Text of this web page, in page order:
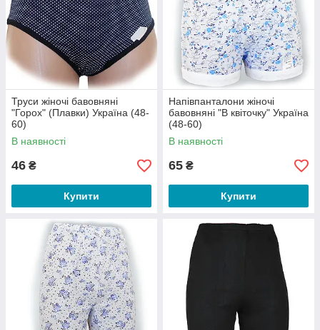
Труси жіночі бавовняні
"Горох" (Плавки) Україна (48-
60)
В наявності
46 ₴
Купити
Напівпанталони жіночі
бавовняні "В квіточку" Україна
(48-60)
В наявності
65 ₴
Купити